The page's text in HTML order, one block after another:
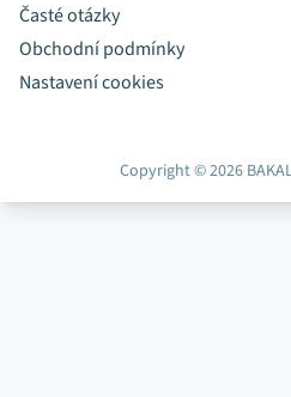
Časté otázky
Obchodní podmínky
Nastavení cookies
Copyright © 2026